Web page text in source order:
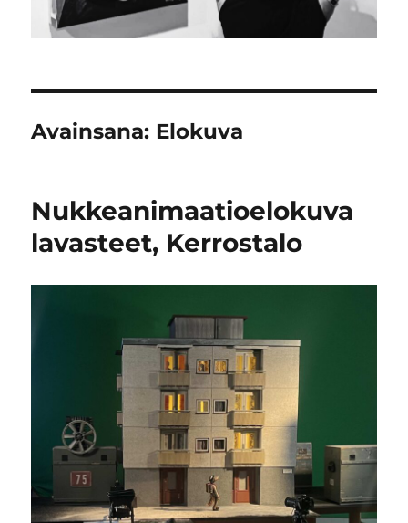
Avainsana: Elokuva
Nukkeanimaatioelokuva
lavasteet, Kerrostalo